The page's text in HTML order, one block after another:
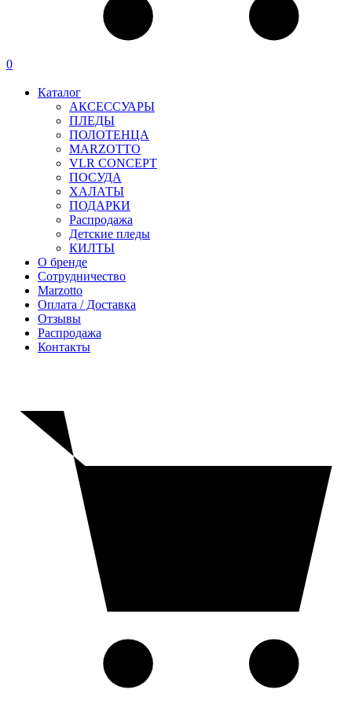
0
Каталог
АКСЕССУАРЫ
ПЛЕДЫ
ПОЛОТЕНЦА
MARZOTTO
VLR CONCEPT
ПОСУДА
ХАЛАТЫ
ПОДАРКИ
Распродажа
Детские пледы
КИЛТЫ
О бренде
Сотрудничество
Marzotto
Оплата / Доставка
Отзывы
Распродажа
Контакты